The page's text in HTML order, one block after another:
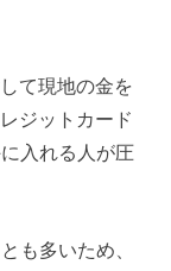
て現地の金を
ジットカード
入れる人が圧
も多いため、